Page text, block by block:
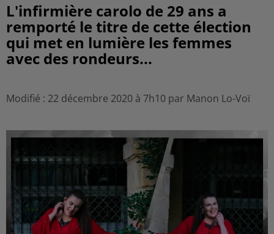
L'infirmière carolo de 29 ans a
remporté le titre de cette élection
qui met en lumière les femmes
avec des rondeurs...
Modifié : 22 décembre 2020 à 7h10 par Manon Lo-Voï